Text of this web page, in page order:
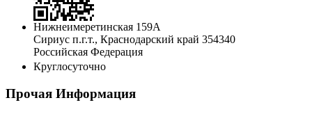
Нижнеимеретинская 159А
Сириус п.г.т., Краснодарский край 354340
Российская Федерация
Круглосуточно
Прочая Информация